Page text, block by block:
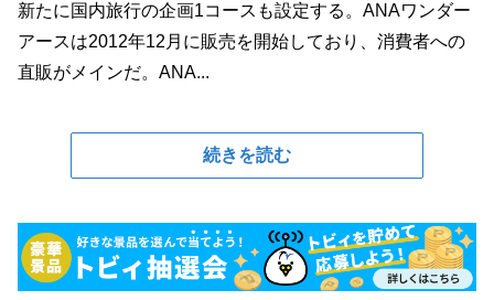
新たに国内旅行の企画1コースも設定する。ANAワンダー
アースは2012年12月に販売を開始しており、消費者への
直販がメインだ。ANA...
続きを読む